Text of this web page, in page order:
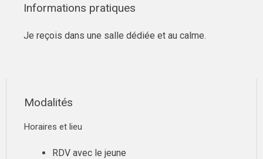
Informations pratiques
Je reçois dans une salle dédiée et au calme.
Modalités
Horaires et lieu
RDV avec le jeune